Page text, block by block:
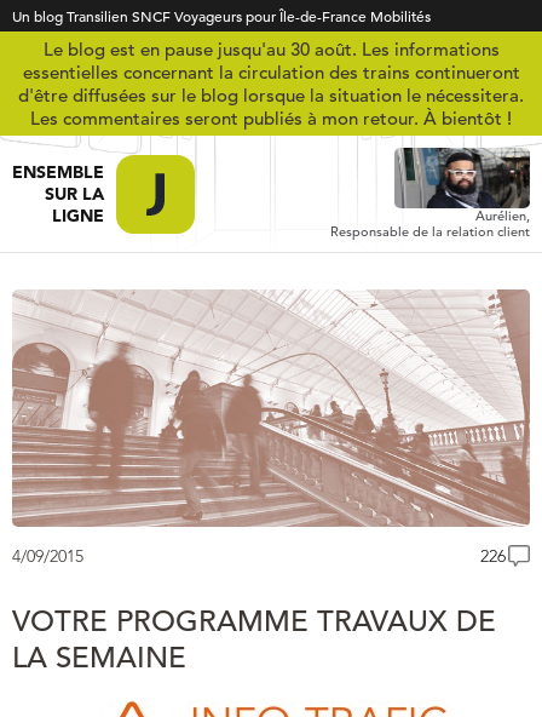
Un blog Transilien SNCF Voyageurs pour Île-de-France Mobilités
Le blog est en pause jusqu'au 30 août. Les informations
essentielles concernant la circulation des trains continueront
d'être diffusées sur le blog lorsque la situation le nécessitera.
Les commentaires seront publiés à mon retour. À bientôt !
ENSEMBLE
SUR LA
LIGNE
Aurélien,
Responsable de la relation client
4/09/2015 226
VOTRE PROGRAMME TRAVAUX DE
LA SEMAINE